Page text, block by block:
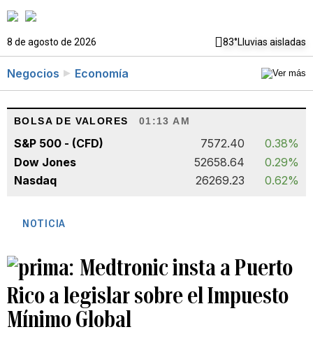
8 de agosto de 2026 83°Lluvias aisladas
Negocios Economía
BOLSA DE VALORES 01:13 AM
S&P 500 - (CFD) 7572.40
0.38%
Dow Jones
52658.64
0.29%
Nasdaq
26269.23 0.62%
NOTICIA
Medtronic insta a Puerto
Rico a legislar sobre el Impuesto
Mínimo Global